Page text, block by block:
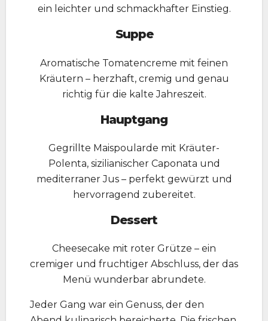
ein leichter und schmackhafter Einstieg.
Suppe
Aromatische Tomatencreme mit feinen
Kräutern – herzhaft, cremig und genau
richtig für die kalte Jahreszeit.
Hauptgang
Gegrillte Maispoularde mit Kräuter-
Polenta, sizilianischer Caponata und
mediterraner Jus – perfekt gewürzt und
hervorragend zubereitet.
Dessert
Cheesecake mit roter Grütze – ein
cremiger und fruchtiger Abschluss, der das
Menü wunderbar abrundete.
Jeder Gang war ein Genuss, der den